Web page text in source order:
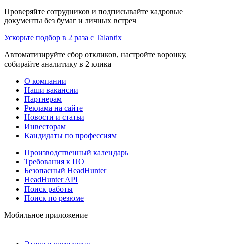
Проверяйте сотрудников и подписывайте кадровые
документы без бумаг и личных встреч
Ускорьте подбор в 2 раза с Talantix
Автоматизируйте сбор откликов, настройте воронку,
собирайте аналитику в 2 клика
О компании
Наши вакансии
Партнерам
Реклама на сайте
Новости и статьи
Инвесторам
Кандидаты по профессиям
Производственный календарь
Требования к ПО
Безопасный HeadHunter
HeadHunter API
Поиск работы
Поиск по резюме
Мобильное приложение